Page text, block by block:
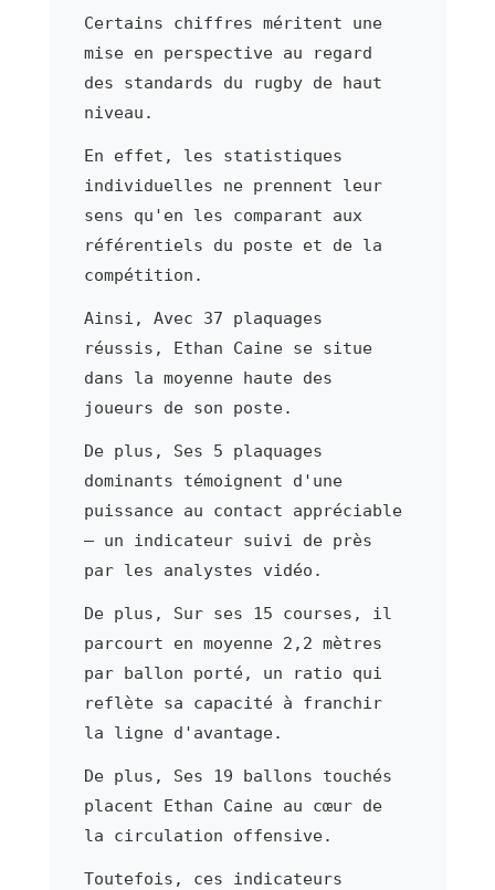
Certains chiffres méritent une
mise en perspective au regard
des standards du rugby de haut
niveau.
En effet, les statistiques
individuelles ne prennent leur
sens qu'en les comparant aux
référentiels du poste et de la
compétition.
Ainsi, Avec 37 plaquages
réussis, Ethan Caine se situe
dans la moyenne haute des
joueurs de son poste.
De plus, Ses 5 plaquages
dominants témoignent d'une
puissance au contact appréciable
— un indicateur suivi de près
par les analystes vidéo.
De plus, Sur ses 15 courses, il
parcourt en moyenne 2,2 mètres
par ballon porté, un ratio qui
reflète sa capacité à franchir
la ligne d'avantage.
De plus, Ses 19 ballons touchés
placent Ethan Caine au cœur de
la circulation offensive.
Toutefois, ces indicateurs